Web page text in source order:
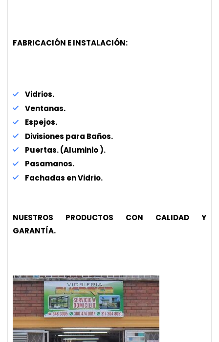
FABRICACIÓN E INSTALACIÓN:
Vidrios.
Ventanas.
Espejos.
Divisiones para Baños.
Puertas. (Aluminio ).
Pasamanos.
Fachadas en Vidrio.
NUESTROS PRODUCTOS CON CALIDAD Y
GARANTÍA.